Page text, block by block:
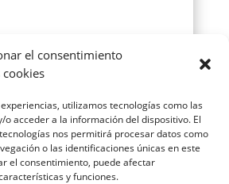
el consentimiento
cookies
utilizamos tecnologías como las
acceder a la información del dispositivo. El
nos permitirá procesar datos como
o las identificaciones únicas en este
el consentimiento, puede afectar
y funciones.
puede ser modificada sin